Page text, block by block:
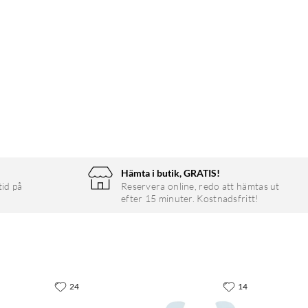
på
Hämta i butik, GRATIS!
Reservera online, redo att hämtas ut
efter 15 minuter. Kostnadsfritt!
24 14